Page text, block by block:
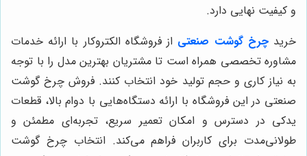
و کیفیت نهایی دارد.
خرید چرخ گوشت صنعتی از فروشگاه الکتروکار با ارائه خدمات
مشاوره تخصصی همراه است تا مشتریان بهترین مدل را با توجه
به نیاز کاری و حجم تولید خود انتخاب کنند. فروش چرخ گوشت
صنعتی در این فروشگاه با ارائه دستگاه‌هایی با دوام بالا، قطعات
یدکی در دسترس و امکان تعمیر سریع، تجربه‌ای مطمئن و
طولانی‌مدت برای کاربران فراهم می‌کند. انتخاب چرخ گوشت